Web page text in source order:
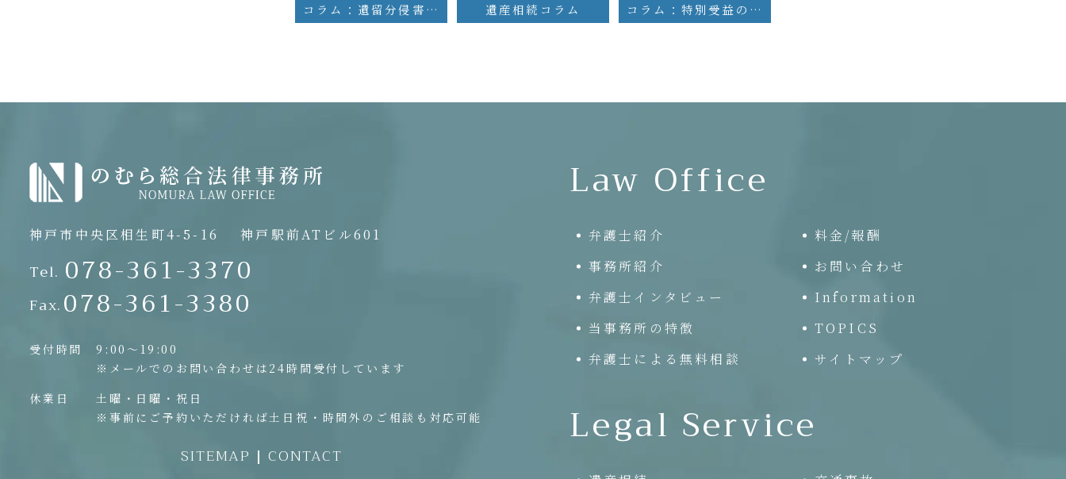
コラム：遺留分侵害額請求と寄与分 遺産相続コラム コラム：特別受益の評価基準時
Law Office
弁護士紹介
事務所紹介
弁護士インタビュー
当事務所の特徴
弁護士による無料相談
料金/報酬
お問い合わせ
Information
TOPICS
サイトマップ
Legal Service
神戸市中央区相生町4-5-16 神戸駅前ATビル601
Tel. 078-361-3370
Fax.078-361-3380
受付時間
9:00〜19:00
※メールでのお問い合わせは24時間受付しています
休業日
土曜・日曜・祝日
※事前にご予約いただければ土日祝・時間外のご相談も対応可能
SITEMAP CONTACT